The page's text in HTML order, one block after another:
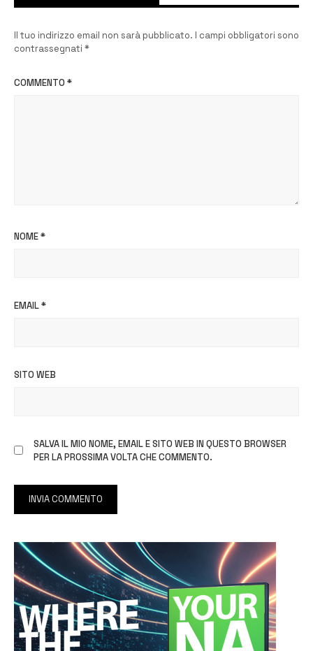
Il tuo indirizzo email non sarà pubblicato. I campi obbligatori sono
contrassegnati *
COMMENTO *
NOME*
EMAIL*
SITO WEB
SALVA IL MIO NOME, EMAIL E SITO WEB IN QUESTO BROWSER
PER LA PROSSIMA VOLTA CHE COMMENTO.